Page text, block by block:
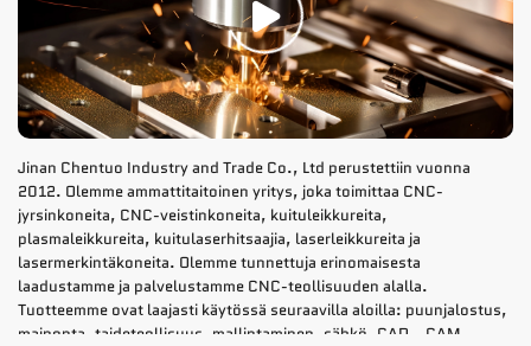
Jinan Chentuo Industry and Trade Co., Ltd perustettiin vuonna
2012. Olemme ammattitaitoinen yritys, joka toimittaa CNC-
jyrsinkoneita, CNC-veistinkoneita, kuituleikkureita,
plasmaleikkureita, kuitulaserhitsaajia, laserleikkureita ja
lasermerkintäkoneita. Olemme tunnettuja erinomaisesta
laadustamme ja palvelustamme CNC-teollisuuden alalla.
Tuotteemme ovat laajasti käytössä seuraavilla aloilla: puunjalostus,
mainonta, taideteollisuus, mallintaminen, sähkö, CAD-, CAM-